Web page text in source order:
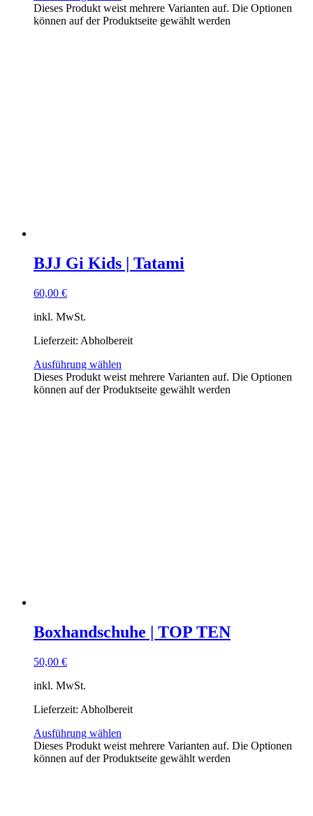
Dieses Produkt weist mehrere Varianten auf. Die Optionen
können auf der Produktseite gewählt werden
BJJ Gi Kids | Tatami
60,00 €
inkl. MwSt.
Lieferzeit: Abholbereit
Ausführung wählen
Dieses Produkt weist mehrere Varianten auf. Die Optionen
können auf der Produktseite gewählt werden
Boxhandschuhe | TOP TEN
50,00 €
inkl. MwSt.
Lieferzeit: Abholbereit
Ausführung wählen
Dieses Produkt weist mehrere Varianten auf. Die Optionen
können auf der Produktseite gewählt werden